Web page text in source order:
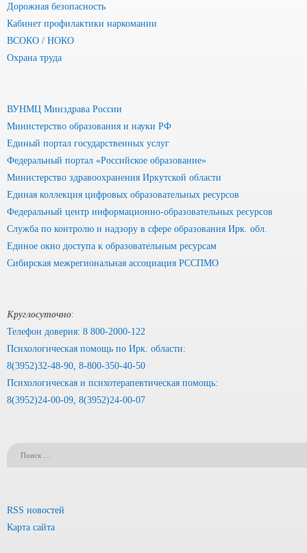
Дорожная безопасность
Кабинет профилактики наркомании
ВСОКО / НОКО
Охрана труда
ВУНМЦ Минздрава России
Министерство образования и науки РФ
Единый портал государственных услуг
Федеральный портал «Российское образование»
Министерство здравоохранения Иркутской области
Единая коллекция цифровых образовательных ресурсов
Федеральный центр информационно-образовательных ресурсов
Служба по контролю и надзору в сфере образования Ирк. обл.
Единое окно доступа к образовательным ресурсам
Сибирская межрегиональная ассоциация РССПМО
Круглосуточно:
Телефон доверия: 8 800-2000-122
Психологическая помощь по Ирк. области:
8(3952)32-48-90, 8-800-350-40-50
Психологическая и психотерапевтическая помощь:
8(3952)24-00-09, 8(3952)24-00-07
RSS новостей
Карта сайта